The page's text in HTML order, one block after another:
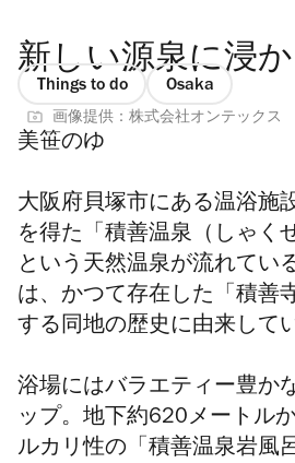
新しい源泉に浸か
Things to do Osaka
画像提供：株式会社オンテックス
美笹のゆ
大阪府貝塚市にある温浴施
を得た「積善温泉（しゃく
という天然温泉が流れてい
は、かつて存在した「積善
する同地の歴史に由来して
浴場にはバラエティー豊か
ップ。地下約620メートル
ルカリ性の「積善温泉岩風